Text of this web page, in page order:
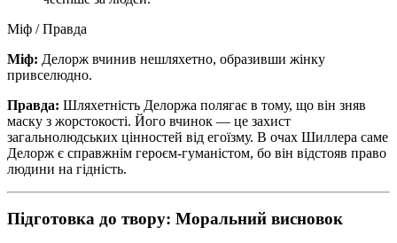
Міф / Правда
Міф: Делорж вчинив нешляхетно, образивши жінку
привселюдно.
Правда: Шляхетність Делоржа полягає в тому, що він зняв
маску з жорстокості. Його вчинок — це захист
загальнолюдських цінностей від егоїзму. В очах Шиллера саме
Делорж є справжнім героєм-гуманістом, бо він відстояв право
людини на гідність.
Підготовка до твору: Моральний висновок